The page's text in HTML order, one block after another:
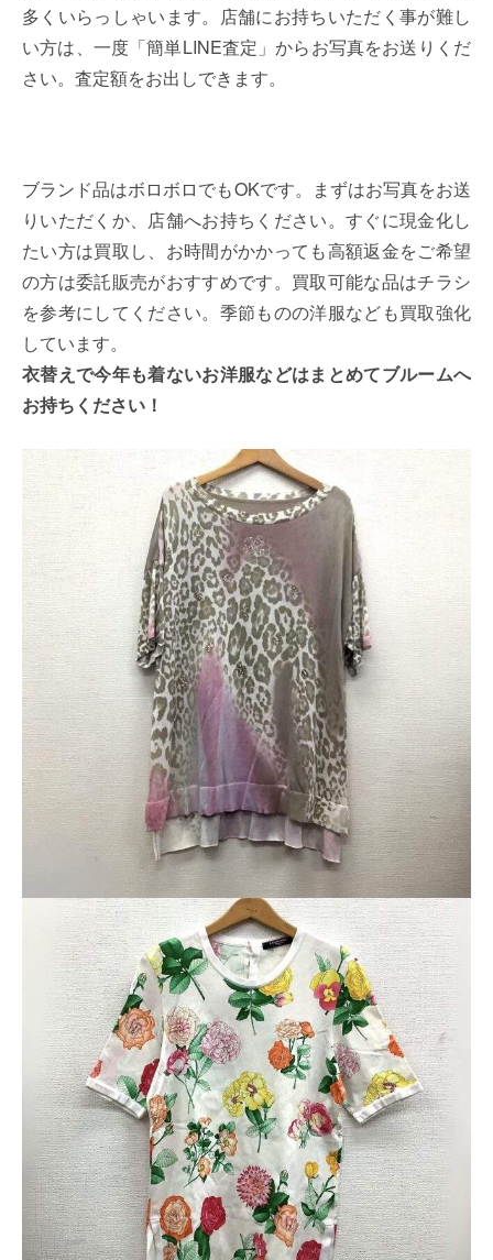
多くいらっしゃいます。店舗にお持ちいただく事が難し
い方は、一度「簡単LINE査定」からお写真をお送りくだ
さい。査定額をお出しできます。
ブランド品はボロボロでもOKです。まずはお写真をお送
りいただくか、店舗へお持ちください。すぐに現金化し
たい方は買取し、お時間がかかっても高額返金をご希望
の方は委託販売がおすすめです。買取可能な品はチラシ
を参考にしてください。季節ものの洋服なども買取強化
しています。
衣替えで今年も着ないお洋服などはまとめてブルームへ
お持ちください！